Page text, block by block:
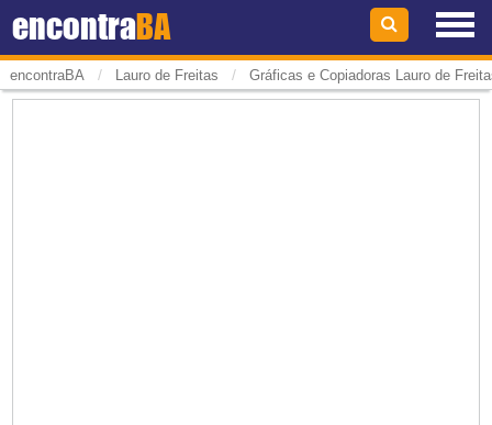
encontraBA
encontraBA / Lauro de Freitas / Gráficas e Copiadoras Lauro de